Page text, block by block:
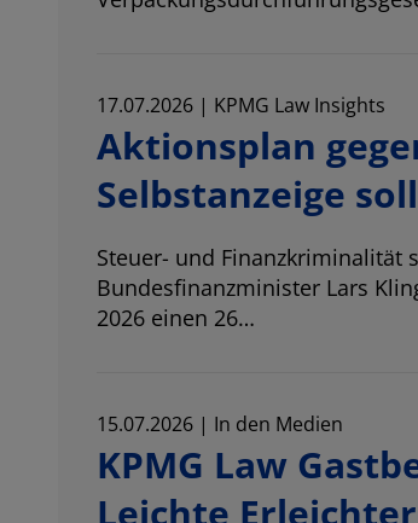
17.07.2026 | KPMG Law Insights
Aktionsplan
Selbstanzeige
Steuer- und Finanzkriminalität
Bundesfinanzminister Lars
2026 einen 26…
15.07.2026 | In den Medien
KPMG Law
Leichte